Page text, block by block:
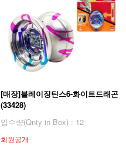
[매장]블레이징틴스6-화이트드래곤
(33428)
입수량(Qnty in Box) : 12
회원공개